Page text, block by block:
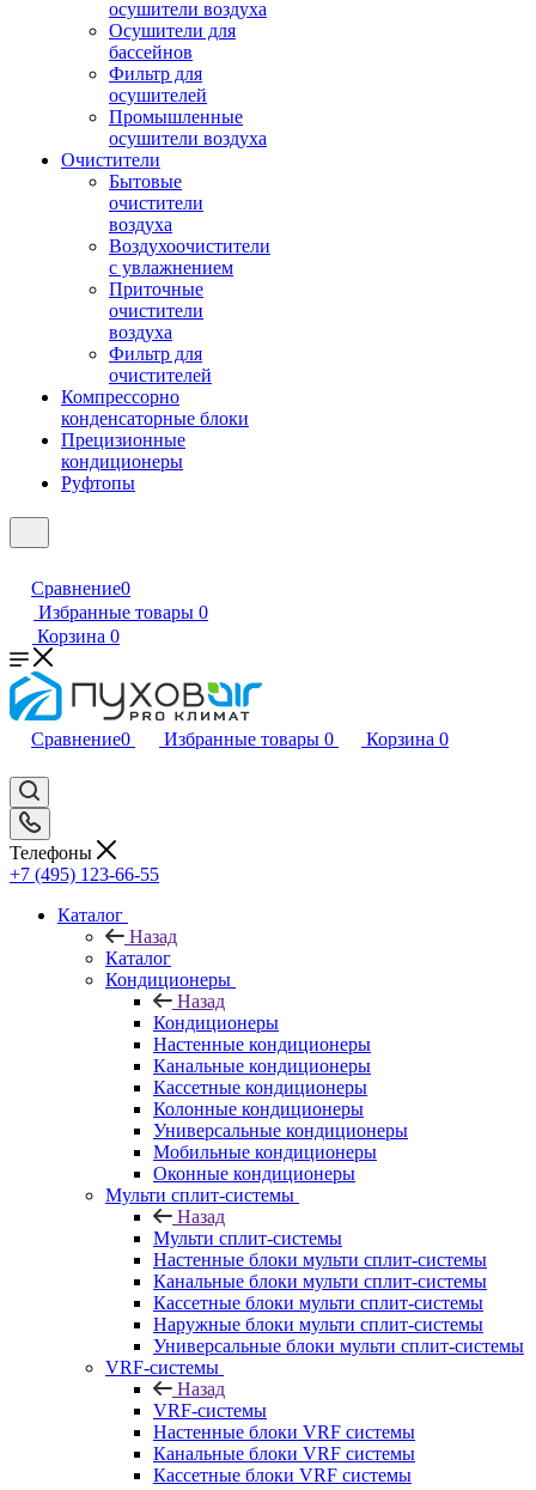
осушители воздуха
Осушители для
бассейнов
Фильтр для
осушителей
Промышленные
осушители воздуха
Очистители
Бытовые
очистители
воздуха
Воздухоочистители
с увлажнением
Приточные
очистители
воздуха
Фильтр для
очистителей
Компрессорно
конденсаторные блоки
Прецизионные
кондиционеры
Руфтопы
Сравнение0
Избранные товары 0
Корзина 0
Сравнение0 Избранные товары 0 Корзина 0
Телефоны
+7 (495) 123-66-55
Каталог
Назад
Каталог
Кондиционеры
Назад
Кондиционеры
Настенные кондиционеры
Канальные кондиционеры
Кассетные кондиционеры
Колонные кондиционеры
Универсальные кондиционеры
Мобильные кондиционеры
Оконные кондиционеры
Мульти сплит-системы
Назад
Мульти сплит-системы
Настенные блоки мульти сплит-системы
Канальные блоки мульти сплит-системы
Кассетные блоки мульти сплит-системы
Наружные блоки мульти сплит-системы
Универсальные блоки мульти сплит-системы
VRF-системы
Назад
VRF-системы
Настенные блоки VRF системы
Канальные блоки VRF системы
Кассетные блоки VRF системы